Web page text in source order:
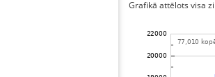
Grafikā attēlots visa